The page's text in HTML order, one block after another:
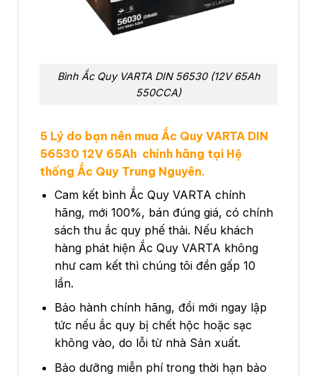
Bình Ắc Quy VARTA DIN 56530 (12V 65Ah
550CCA)
5 Lý do bạn nên mua Ắc Quy VARTA DIN
56530 12V 65Ah chính hãng tại Hệ
thống Ắc Quy Trung Nguyên.
Cam kết bình Ắc Quy VARTA chính
hãng, mới 100%, bán đúng giá, có chính
sách thu ắc quy phế thải. Nếu khách
hàng phát hiện Ắc Quy VARTA không
như cam kết thì chúng tôi đền gấp 10
lần.
Bảo hành chính hãng, đổi mới ngay lập
tức nếu ắc quy bị chết hộc hoặc sạc
không vào, do lỗi từ nhà Sản xuất.
Bảo dưỡng miễn phí trong thời hạn bảo